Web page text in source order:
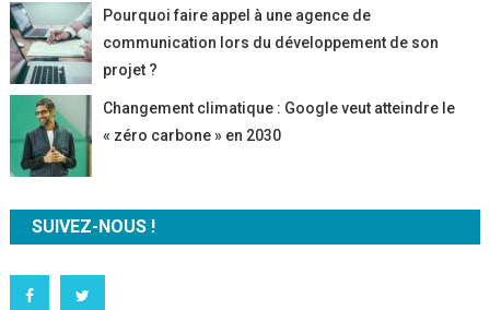
Pourquoi faire appel à une agence de
communication lors du développement de son
projet ?
Changement climatique : Google veut atteindre le
« zéro carbone » en 2030
SUIVEZ-NOUS !